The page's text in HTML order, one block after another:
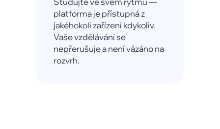
platforma je přístupná z
jakéhokoli zařízení kdykoliv.
Vaše vzdělávání se
nepřerušuje a není vázáno na
rozvrh.